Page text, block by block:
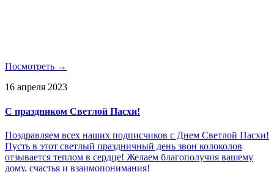
Посмотреть →
16 апреля 2023
С праздником Светлой Пасхи!
Поздравляем всех наших подписчиков с Днем Светлой Пасхи!
Пусть в этот светлый праздничный день звон колоколов
отзывается теплом в сердце! Желаем благополучия вашему
дому, счастья и взаимопонимания!